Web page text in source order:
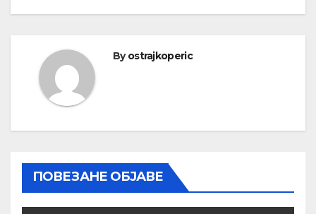
Byostrajkoperic
ПОВЕЗАНЕ ОБЈАВЕ